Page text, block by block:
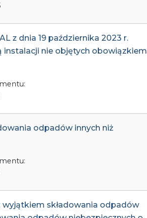
z dnia 19 października 2023 r.
nie objętych obowiązkiem
odpadów innych niż
wyjątkiem składowania odpadów